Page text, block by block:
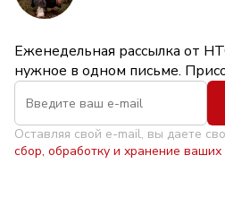
Еженедельная рассылка от
нужное в одном письме.
Оставляя свой e-mail, вы даете
сбор, обработку и хранение